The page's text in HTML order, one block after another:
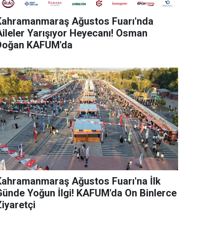
Ağustos Fuarı'nda
Yarışıyor Heyecanı! Osman
KAFUM'da
Ağustos Fuarı'na İlk
Yoğun İlgi! KAFUM'da On Binlerce